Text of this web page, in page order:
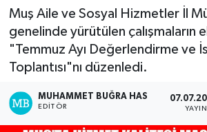
Muş Aile ve Sosyal Hizmetler İl
genelinde yürütülen çalışmaların
"Temmuz Ayı Değerlendirme ve
Toplantısı"nı düzenledi.
MUHAMMET BUĞRA HAS
EDITÖR
Sağlık
Gündem
Tüm Manşetler
Son Dakika Haberleri